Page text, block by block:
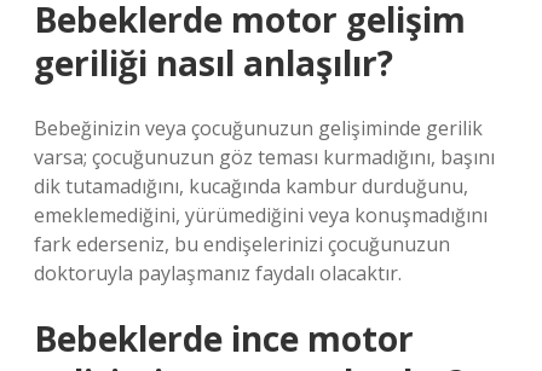
Bebeklerde motor gelişim
geriliği nasıl anlaşılır?
Bebeğinizin veya çocuğunuzun gelişiminde gerilik
varsa; çocuğunuzun göz teması kurmadığını, başını
dik tutamadığını, kucağında kambur durduğunu,
emeklemediğini, yürümediğini veya konuşmadığını
fark ederseniz, bu endişelerinizi çocuğunuzun
doktoruyla paylaşmanız faydalı olacaktır.
Bebeklerde ince motor